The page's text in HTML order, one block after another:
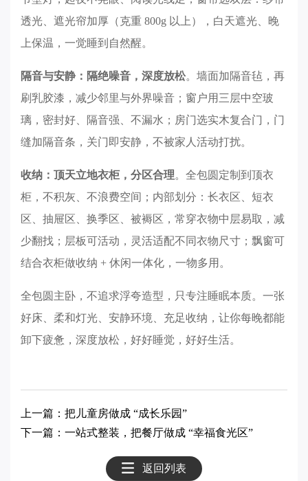
联系我
透光、遮光帘加厚（克重 800g 以上），白天遮光、晚
上保温，一觉睡到自然醒。
隔音与安静：隔绝噪音，深度放松。墙面加隔音毡，再
刷乳胶漆，减少邻里与外界噪音；窗户用三层中空玻
璃，密封好、隔音强、不漏水；房门选实木复合门，门
缝加隔音条，关门即安静，不被家人活动打扰。
收纳：顶天立地衣柜，分区合理。全包圆定制到顶衣
柜，不积灰、不浪费空间；内部划分：长衣区、短衣
区、抽屉区、换季区、被褥区，常穿衣物中层易取，减
少翻找；层板可活动，灵活适配不同衣物尺寸；飘窗可
结合衣柜做收纳 + 休闲一体化，一物多用。
全包圆主卧，不追求浮夸造型，只专注睡眠本质。一张
好床、柔和灯光、安静环境、充足收纳，让你每晚都能
卸下疲惫，深度放松，好好睡觉，好好生活。
上一篇：把儿童房做成 “成长乐园”
下一篇：一站式整装，把餐厅做成 “幸福食光区”
返回列表